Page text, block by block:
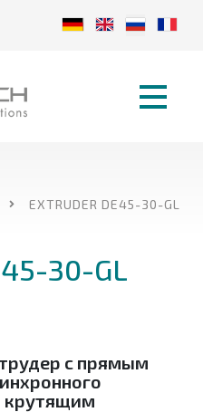
EXTRUDER DE45-30-GL
30-GL
с прямым
крутящим